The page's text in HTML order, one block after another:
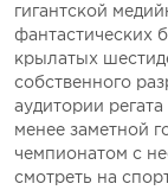
гигантской
фантастических
крылатых
собственного
аудитории
менее заметной
чемпионатом с
смотреть на